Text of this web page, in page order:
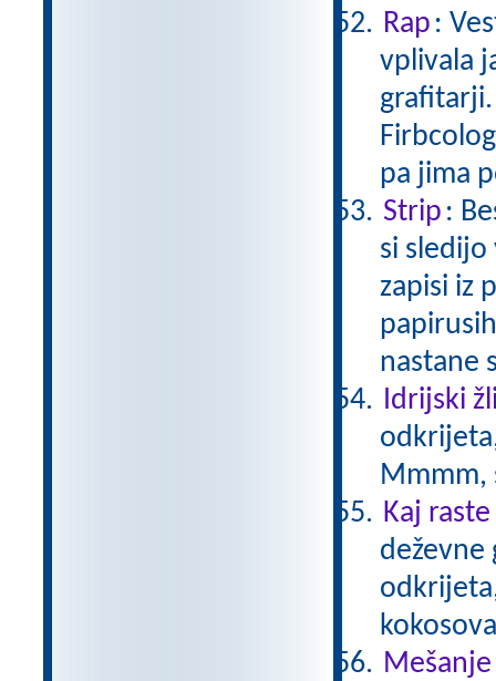
Rap :
vplivala
pa jima
Strip :
si
zapisi iz
Idrijski
Kaj
deževne